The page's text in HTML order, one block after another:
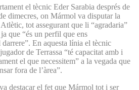
el tècnic Eder Sarabia després de
dimecres, on Mármol va disputar la
tot assegurant que li “agradaria”
que “és un perfil que ens
En aquesta línia el tècnic
de Terrassa “té capacitat amb i
el que necessitem” a la vegada que
fora de l’àrea”.
destacar el fet que Mármol tot i ser